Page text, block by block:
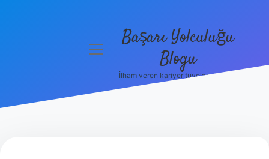
menüyüBaşarı Yolculuğu
Blogu
İlham veren kariyer tüyoları burada!